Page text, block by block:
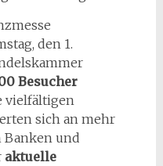
den 1.
Besucher
vielfältigen
sich an mehr
Banken und
aktuelle